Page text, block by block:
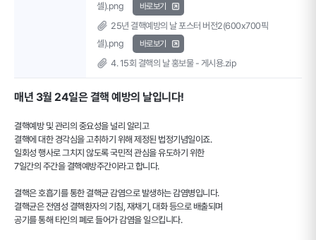
셀).png
바로보기
25년 결핵예방의 날 포스터 버전2(600x700픽
셀).png
바로보기
4. 15회 결핵의 날 홍보물 - 게시용.zip
매년 3월 24일은 결핵 예방의 날입니다!
결핵예방 및 관리의 중요성을 널리 알리고
결핵에 대한 경각심을 고취하기 위해 제정된 법정기념일이죠.
일회성 행사로 그치지 않도록 국민적 관심을 유도하기 위한
7일간의 주간을 결핵예방주간이라고 합니다.
결핵은 호흡기를 통한 결핵균 감염으로 발생하는 감염병입니다.
결핵균은 전염성 결핵환자의 기침, 재채기, 대화 등으로 배출되며
공기를 통해 타인의 폐로 들어가 감염을 일으킵니다.